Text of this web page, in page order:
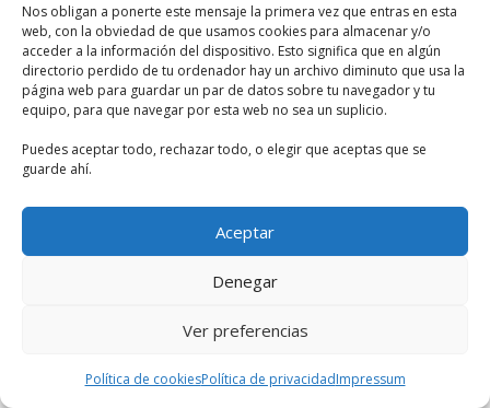
Nos obligan a ponerte este mensaje la primera vez que entras en esta
web, con la obviedad de que usamos cookies para almacenar y/o
acceder a la información del dispositivo. Esto significa que en algún
directorio perdido de tu ordenador hay un archivo diminuto que usa la
página web para guardar un par de datos sobre tu navegador y tu
equipo, para que navegar por esta web no sea un suplicio.
Puedes aceptar todo, rechazar todo, o elegir que aceptas que se
guarde ahí.
Aceptar
Denegar
Ver preferencias
Política de cookiesPolítica de privacidadImpressum